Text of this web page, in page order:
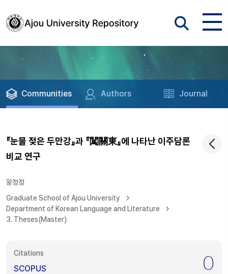
Communities Authors Journal
『눈물 젖은 두만강』과 『闖關東』에 나타난 이주담론
비교 연구
왕정정
Graduate School of Ajou University
Department of Korean Language and Literature
3. Theses(Master)
Citations
SCOPUS 0